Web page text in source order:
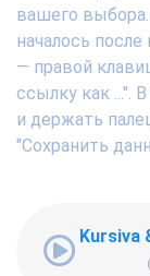
вашего выбора.
началось
— правой
ссылку как ...".
и держать
"Сохранить
Kursiva